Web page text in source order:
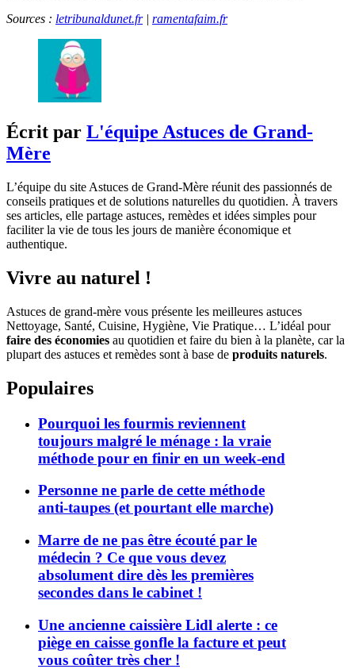
Sources : letribunaldunet.fr| ramentafaim.fr
Écrit par L'équipe Astuces de Grand-
Mère
L’équipe du site Astuces de Grand-Mère réunit des passionnés de
conseils pratiques et de solutions naturelles du quotidien. À travers
ses articles, elle partage astuces, remèdes et idées simples pour
faciliter la vie de tous les jours de manière économique et
authentique.
Vivre au naturel !
Astuces de grand-mère vous présente les meilleures astuces
Nettoyage, Santé, Cuisine, Hygiène, Vie Pratique… L’idéal pour
faire des économies au quotidien et faire du bien à la planète, car la
plupart des astuces et remèdes sont à base de produits naturels.
Populaires
Pourquoi les fourmis reviennent
toujours malgré le ménage : la vraie
méthode pour en finir en un week-end
Personne ne parle de cette méthode
anti-taupes (et pourtant elle marche)
Marre de ne pas être écouté par le
médecin ? Ce que vous devez
absolument dire dès les premières
secondes dans le cabinet !
Une ancienne caissière Lidl alerte : ce
piège en caisse gonfle la facture et peut
vous coûter très cher !